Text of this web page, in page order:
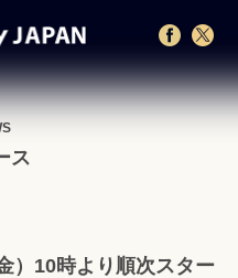
ス
）10時より順次スター